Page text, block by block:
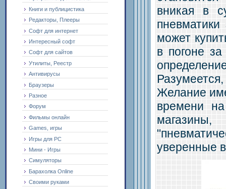
Книги и публицистика
Редакторы, Плееры
Софт для интернет
Интересный софт
Софт для сайтов
Утилиты, Реестр
Антивирусы
Браузеры
Разное
Форум
Фильмы онлайн
Games, игры
Игры для PC
Мини - Игры
Симуляторы
Барахолка Online
Своими руками
вникая в
может
в погоне
Желание
времени
уверенные